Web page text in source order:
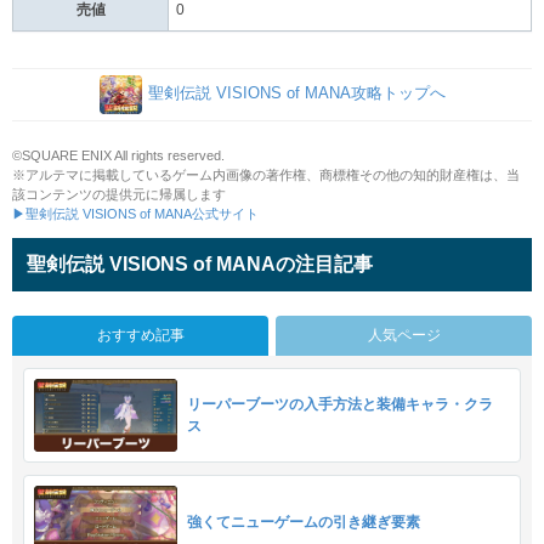
売値 0
聖剣伝説 VISIONS of MANA攻略トップへ
©SQUARE ENIX All rights reserved.
※アルテマに掲載しているゲーム内画像の著作権、商標権その他の知的財産権は、当
該コンテンツの提供元に帰属します
▶聖剣伝説 VISIONS of MANA公式サイト
聖剣伝説 VISIONS of MANAの注目記事
おすすめ記事 人気ページ
リーパーブーツの入手方法と装備キャラ・クラ
ス
強くてニューゲームの引き継ぎ要素